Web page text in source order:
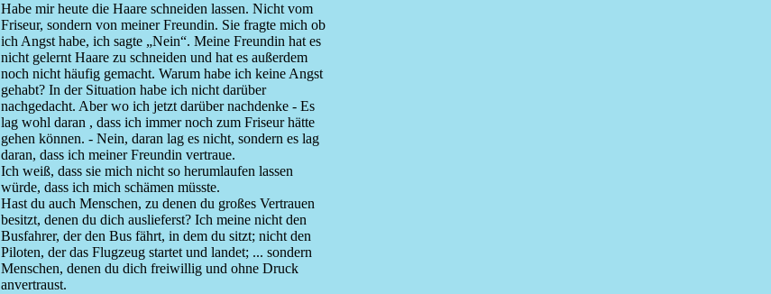
Habe mir heute die Haare schneiden lassen. Nicht vom
Friseur, sondern von meiner Freundin. Sie fragte mich ob
ich Angst habe, ich sagte „Nein“. Meine Freundin hat es
nicht gelernt Haare zu schneiden und hat es außerdem
noch nicht häufig gemacht. Warum habe ich keine Angst
gehabt? In der Situation habe ich nicht darüber
nachgedacht. Aber wo ich jetzt darüber nachdenke - Es
lag wohl daran , dass ich immer noch zum Friseur hätte
gehen können. - Nein, daran lag es nicht, sondern es lag
daran, dass ich meiner Freundin vertraue.
Ich weiß, dass sie mich nicht so herumlaufen lassen
würde, dass ich mich schämen müsste.
Hast du auch Menschen, zu denen du großes Vertrauen
besitzt, denen du dich auslieferst? Ich meine nicht den
Busfahrer, der den Bus fährt, in dem du sitzt; nicht den
Piloten, der das Flugzeug startet und landet; ... sondern
Menschen, denen du dich freiwillig und ohne Druck
anvertraust.